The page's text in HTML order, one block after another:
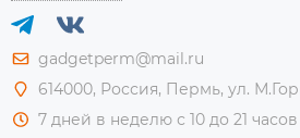
gadgetperm@mail.ru
614000, Россия, Пермь, ул.
7 дней в неделю с 10 до 21 часов